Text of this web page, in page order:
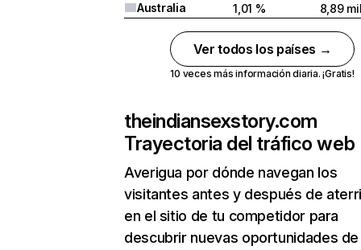
Australia
1,01 % 8,89
Ver todos los países →
10 veces más información diaria. ¡Gratis!
theindiansexstory.com
Trayectoria del tráfico web
Averigua por dónde navegan los
visitantes antes y después de
en el sitio de tu competidor para
descubrir nuevas oportunidades de